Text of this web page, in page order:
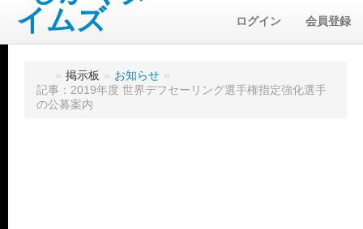
ログイン 会員登録
» 掲示板 » お知らせ »
記事：2019年度 世界デフセーリング選手権指定強化選手
の公募案内